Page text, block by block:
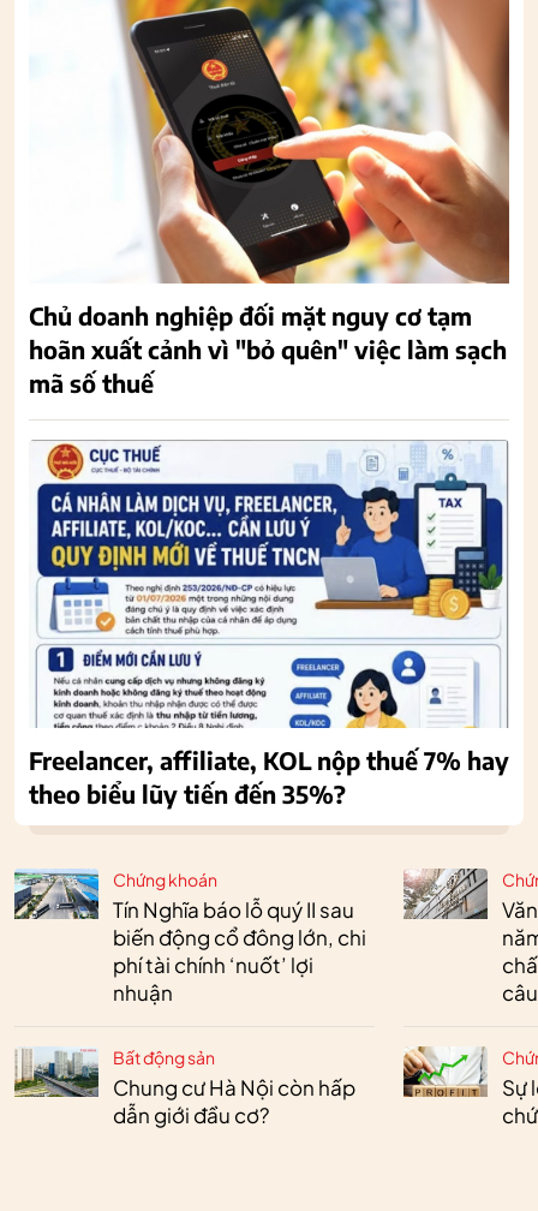
Chứng khoán
Tín Nghĩa báo lỗ quý II sau
biến động cổ đông lớn, chi
phí tài chính ‘nuốt’ lợi
nhuận
Bất động sản
Chung cư Hà Nội còn hấp
dẫn giới đầu cơ?
Sự
Chủ doanh nghiệp đối mặt nguy cơ tạm
hoãn xuất cảnh vì "bỏ quên" việc làm sạch
mã số thuế
Freelancer, affiliate, KOL nộp thuế 7% hay
theo biểu lũy tiến đến 35%?